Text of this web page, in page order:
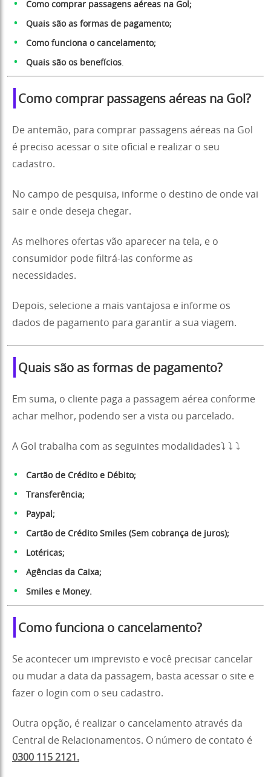
Como comprar passagens aéreas na Gol;
Quais são as formas de pagamento;
Como funciona o cancelamento;
Quais são os benefícios.
Como comprar passagens aéreas na Gol?
De antemão, para comprar passagens aéreas na Gol
é preciso acessar o site oficial e realizar o seu
cadastro.
No campo de pesquisa, informe o destino de onde vai
sair e onde deseja chegar.
As melhores ofertas vão aparecer na tela, e o
consumidor pode filtrá-las conforme as
necessidades.
Depois, selecione a mais vantajosa e informe os
dados de pagamento para garantir a sua viagem.
Quais são as formas de pagamento?
Em suma, o cliente paga a passagem aérea conforme
achar melhor, podendo ser a vista ou parcelado.
A Gol trabalha com as seguintes modalidades⤵️ ⤵️ ⤵️
Cartão de Crédito e Débito;
Transferência;
Paypal;
Cartão de Crédito Smiles (Sem cobrança de juros);
Lotéricas;
Agências da Caixa;
Smiles e Money.
Como funciona o cancelamento?
Se acontecer um imprevisto e você precisar cancelar
ou mudar a data da passagem, basta acessar o site e
fazer o login com o seu cadastro.
Outra opção, é realizar o cancelamento através da
Central de Relacionamentos. O número de contato é
0300 115 2121.